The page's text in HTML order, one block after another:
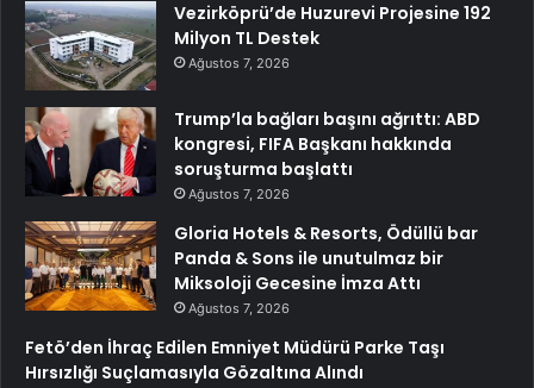
Vezirköprü’de Huzurevi Projesine 192
Milyon TL Destek
Ağustos 7, 2026
Trump’la bağları başını ağrıttı: ABD
kongresi, FIFA Başkanı hakkında
soruşturma başlattı
Ağustos 7, 2026
Gloria Hotels & Resorts, Ödüllü bar
Panda & Sons ile unutulmaz bir
Miksoloji Gecesine İmza Attı
Ağustos 7, 2026
Fetö’den İhraç Edilen Emniyet Müdürü Parke Taşı
Hırsızlığı Suçlamasıyla Gözaltına Alındı